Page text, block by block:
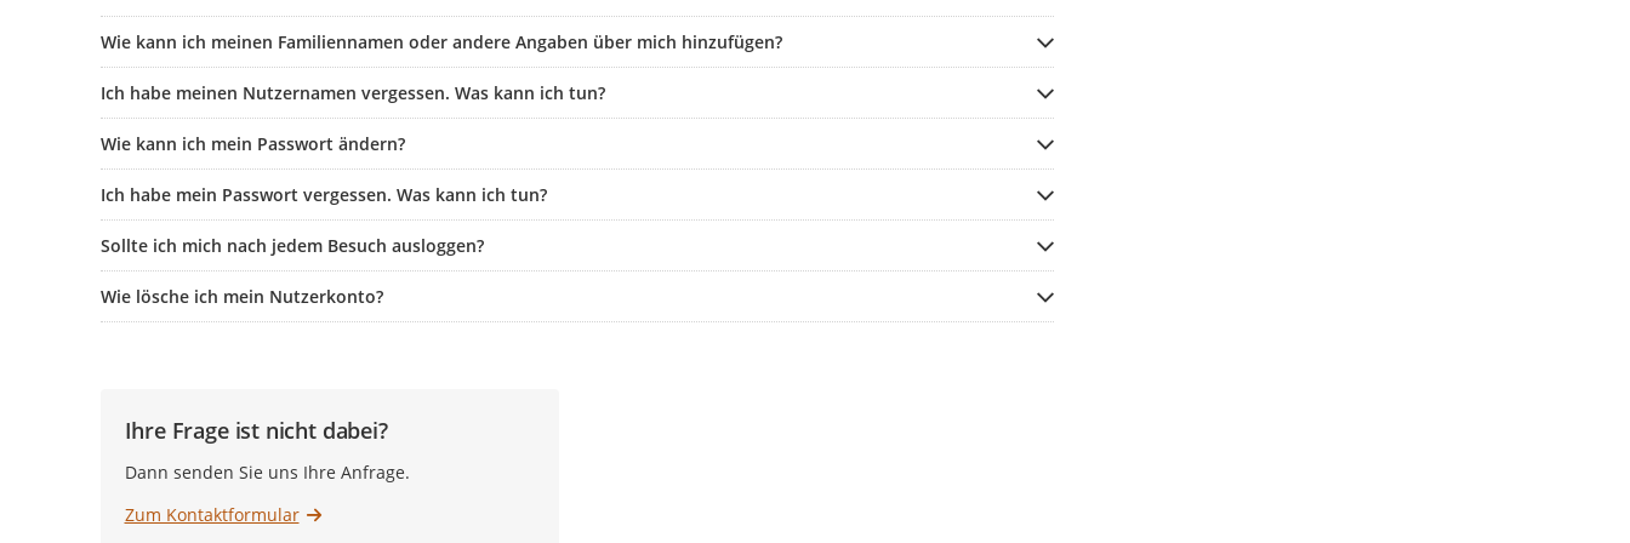
Wie kann ich meinen Familiennamen oder andere Angaben über mich hinzufügen?
Ich habe meinen Nutzernamen vergessen. Was kann ich tun?
Wie kann ich mein Passwort ändern?
Ich habe mein Passwort vergessen. Was kann ich tun?
Sollte ich mich nach jedem Besuch ausloggen?
Wie lösche ich mein Nutzerkonto?
Ihre Frage ist nicht dabei?
Dann senden Sie uns Ihre Anfrage.
Zum Kontaktformular